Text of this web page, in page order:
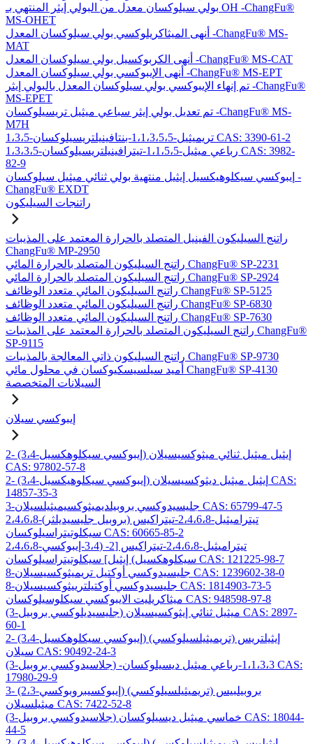
بولي سيلوكسان معدل من البولي إيثر المنتهي بـ OH -ChangFu®
MS-OHET
أنهى الميثاكريلوكسي بولي سيلوكسان المعدل -ChangFu® MS-
MAT
أنهى الكربوكسيل بولي سيلوكسان المعدل -ChangFu® MS-CAT
أنهى الإيبوكسي بولي سيلوكسان المعدل -ChangFu® MS-EPT
تم إنهاء الإيبوكسي بولي سيلوكسان المعدل بالبولي إيثر -ChangFu®
MS-EPET
تم تعديل بولي إيثر سباعي ميثيل تريسيلوكسان -ChangFu® MS-
M7H
1،3،5-تريميثيل-1،1،3،5،5-بنتافينيلتريسيلوكسان CAS: 3390-61-2
1،3،3،5-رباعي ميثيل-1،1،5،5-تيترافينيلتريسيلوكسان CAS: 3982-
82-9
إيبوكسي سيكلوهيكسيل إيثيل منتهية بولي ثنائي ميثيل سيلوكسان -
ChangFu® EXDT
راتنجات السيليكون
راتنج السيليكون الفينيل المتصلد بالحرارة المعتمد على المذيبات
ChangFu® MP-2950
راتنج السيليكون المتصلد بالحرارة المائي ChangFu® SP-2231
راتنج السيليكون المتصلد بالحرارة المائي ChangFu® SP-2924
راتنج السيليكون المائي متعدد الوظائف ChangFu® SP-5125
راتنج السيليكون المائي متعدد الوظائف ChangFu® SP-6830
راتنج السيليكون المائي متعدد الوظائف ChangFu® SP-7630
راتنج السيليكون المتصلد بالحرارة المعتمد على المذيبات ChangFu®
SP-9115
راتنج السيليكون ذاتي المعالجة بالمذيبات ChangFu® SP-9730
أميد سيلسيسكيوكسان في محلول مائي ChangFu® SP-4130
السيلانات المتخصصة
إيبوكسي سيلان
2- (3،4-إيبوكسي سيكلوهكسيل) إيثيل ميثيل ثنائي ميثوكسيسيلان
CAS: 97802-57-8
2- (3،4-إيبوكسي سيكلوهيكسيل) إيثيل ميثيل ديثوكسيسيلان CAS:
14857-35-3
3-جليسيدوكسي بروبيلديميثوكسيميثيلسيلان CAS: 65799-47-5
2،4،6،8-تيتراميثيل-2،4،6،8-تيتراكيس (بروبيل جليسيديلثر)
سيكلوتيتراسيلوكسان CAS: 60665-85-2
2،4،6،8-تيتراميثيل-2،4،6،8-تيتراكيس [2- (3،4-إيبوكسي
سيكلوهكسيل) إيثيل] سيكلوتيتراسيلوكسان CAS: 121225-98-7
8-جليسيدوكسي أوكتيل تريميثوكسيسيلان CAS: 1239602-38-0
8-جليسيدوكسي أوكتيلترييثوكسيسيلان CAS: 1814903-73-5
ميثاكريليت الايبوكسي سيكلوسيلوكسان CAS: 948598-97-8
(3-جليسيديلوكسي بروبيل) ميثيل ثنائي إيثوكسيسيلان CAS: 2897-
60-1
2- (3،4-إيبوكسي سيكلوهكسيل) إيثيلتريس (تريميثيلسيلوكسي)
سيلان CAS: 90492-24-3
(3-جلاسيدوكسي بروبيل) -1،1،3،3-رباعي ميثيل ديسيلوكسان CAS:
17980-29-9
3- (2،3-إيبوكسيبروبوكسي) بروبيلبيس (تريميثيلسيلوكسي)
ميثيلسيلان CAS: 7422-52-8
(3-جلاسيدوكسي بروبيل) خماسي ميثيل ديسيلوكسان CAS: 18044-
44-5